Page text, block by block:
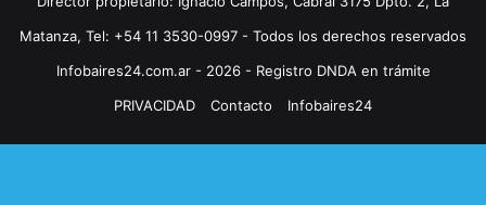
Matanza, Tel: +54 11 3530-0997 - Todos los derechos reservados
Infobaires24.com.ar - 2026 - Registro DNDA en trámite
PRIVACIDAD
Contacto Infobaires24